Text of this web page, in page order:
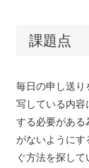
課題点
毎日の申し送り
写している内容
する必要がある
がないようにす
ぐ方法を探して